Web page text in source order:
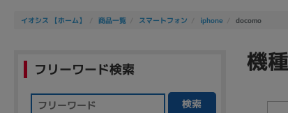
イオシス 【ホーム】 商品一覧 スマートフォン iphone docomo
フリーワード検索
検索
機
商品シリーズ名・ブランド名の絞り込み。
aspire Inspiron